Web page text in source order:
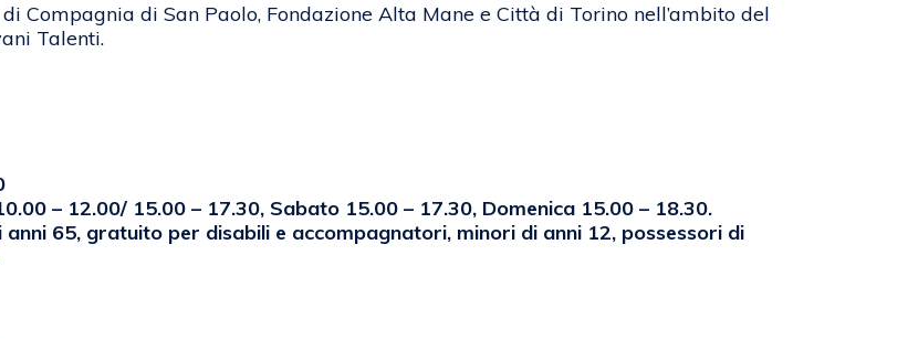
Compagnia di San Paolo, Fondazione Alta Mane e Città di Torino nell’ambito del
Talenti.
– 12.00/ 15.00 – 17.30, Sabato 15.00 – 17.30, Domenica 15.00 – 18.30.
65, gratuito per disabili e accompagnatori, minori di anni 12, possessori di